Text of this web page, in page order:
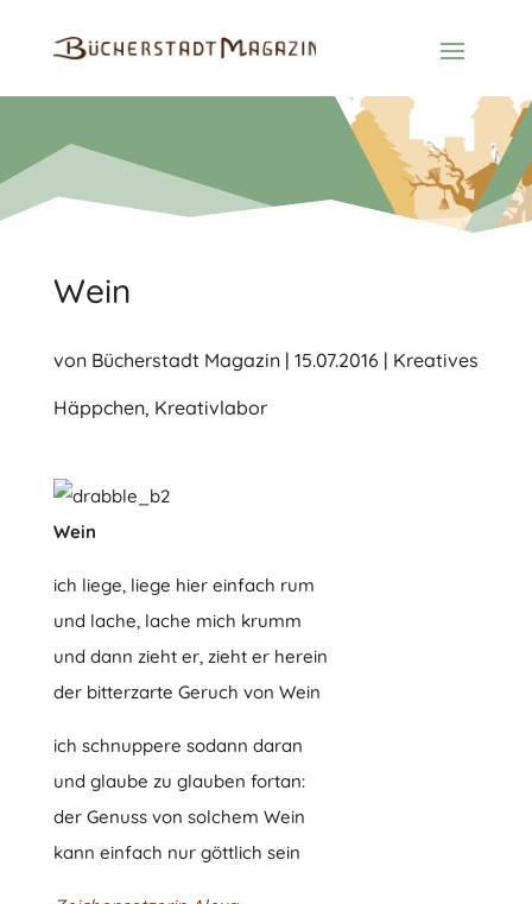
Wein
von Bücherstadt Magazin| 15.07.2016| Kreatives
Häppchen, Kreativlabor
Wein
ich liege, liege hier einfach rum
und lache, lache mich krumm
und dann zieht er, zieht er herein
der bitterzarte Geruch von Wein
ich schnuppere sodann daran
und glaube zu glauben fortan:
der Genuss von solchem Wein
kann einfach nur göttlich sein